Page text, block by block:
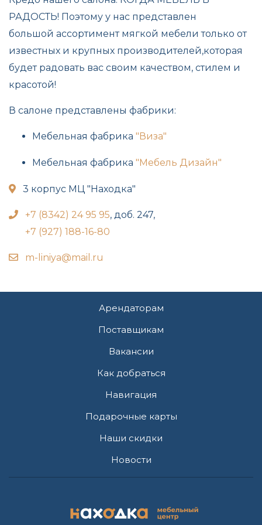
РАДОСТЬ! Поэтому у нас представлен
большой ассортимент мягкой мебели только от
известных и крупных производителей,которая
будет радовать вас своим качеством, стилем и
красотой!
В салоне представлены фабрики:
Мебельная фабрика "Виза"
Мебельная фабрика "Мебель Дизайн"
ap-marker-alt
3 корпус МЦ "Находка"
phone
+7 (8342) 24 95 95, доб. 247,
+7 (927) 188-16-80
envelope
m-liniya@mail.ru
Арендаторам
Поставщикам
Вакансии
Как добраться
Навигация
Подарочные карты
Наши скидки
Новости